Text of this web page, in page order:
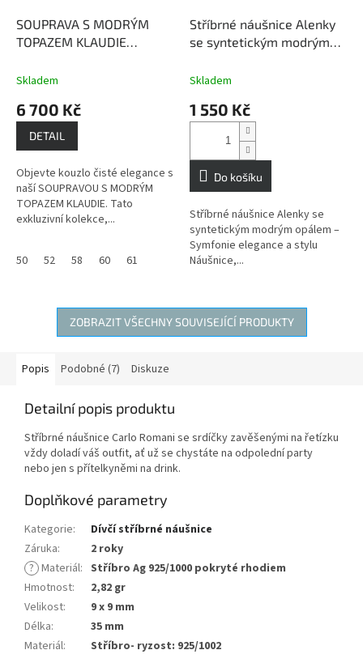
SOUPRAVA S MODRÝM
TOPAZEM KLAUDIE
PŘÍVĚSEK S ŘETÍZKEM,
vnitřní sílu a
sebeuvědomění
Skladem
6 700 Kč
DETAIL
Objevte kouzlo čisté elegance s
naší SOUPRAVOU S MODRÝM
TOPAZEM KLAUDIE. Tato
exkluzivní kolekce,...
50 52 58 60 61
Stříbrné náušnice Alenky
se syntetickým modrým
Skladem
1 550 Kč
Do košíku
Stříbrné náušnice Alenky se
syntetickým modrým opálem –
Symfonie elegance a stylu
Náušnice,...
ZOBRAZIT VŠECHNY SOUVISEJÍCÍ PRODUKTY
Popis Podobné (7) Diskuze
Detailní popis produktu
Stříbrné náušnice Carlo Romani se srdíčky zavěšenými na řetízku
vždy doladí váš outfit, ať už se chystáte na odpolední party
nebo jen s přítelkyněmi na drink.
Doplňkové parametry
Kategorie:
Dívčí stříbrné náušnice
Záruka:
2 roky
? Materiál: Stříbro Ag 925/1000 pokryté rhodiem
Hmotnost:
2,82 gr
Velikost:
9 x 9 mm
Délka:
35 mm
Materiál: Stříbro- ryzost: 925/1002